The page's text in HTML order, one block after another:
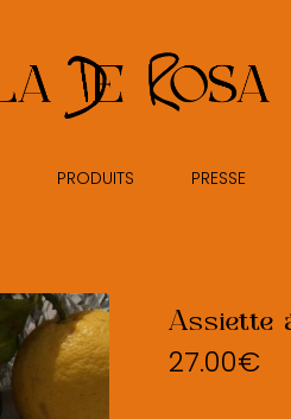
PRODUITS PRESSE
Assiette
27.00€